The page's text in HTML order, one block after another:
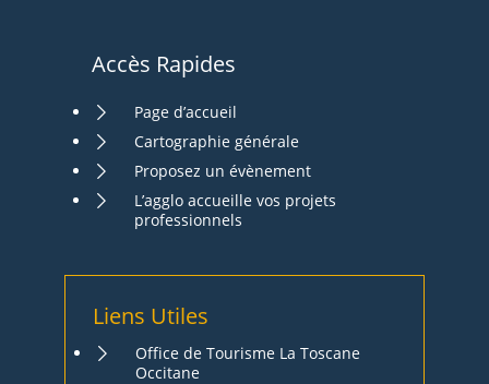
Accès Rapides
Page d’accueil
Cartographie générale
Proposez un évènement
L’agglo accueille vos projets
professionnels
Liens Utiles
Office de Tourisme La Toscane
Occitane